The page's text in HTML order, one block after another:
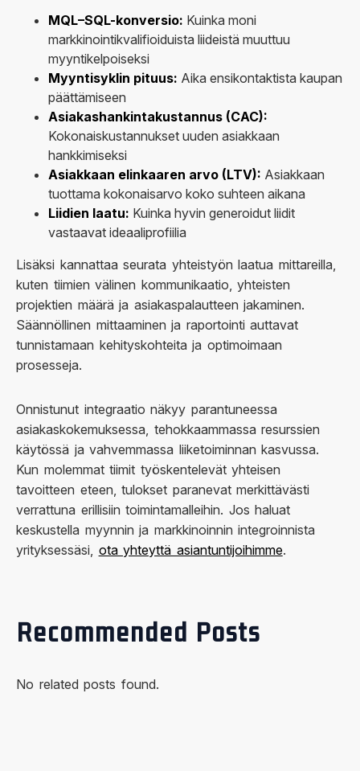
MQL–SQL-konversio: Kuinka moni
markkinointikvalifioiduista liideistä muuttuu
myyntikelpoiseksi
Myyntisyklin pituus: Aika ensikontaktista kaupan
päättämiseen
Asiakashankintakustannus (CAC):
Kokonaiskustannukset uuden asiakkaan
hankkimiseksi
Asiakkaan elinkaaren arvo (LTV): Asiakkaan
tuottama kokonaisarvo koko suhteen aikana
Liidien laatu: Kuinka hyvin generoidut liidit
vastaavat ideaaliprofiilia
Lisäksi kannattaa seurata yhteistyön laatua mittareilla,
kuten tiimien välinen kommunikaatio, yhteisten
projektien määrä ja asiakaspalautteen jakaminen.
Säännöllinen mittaaminen ja raportointi auttavat
tunnistamaan kehityskohteita ja optimoimaan
prosesseja.
Onnistunut integraatio näkyy parantuneessa
asiakaskokemuksessa, tehokkaammassa resurssien
käytössä ja vahvemmassa liiketoiminnan kasvussa.
Kun molemmat tiimit työskentelevät yhteisen
tavoitteen eteen, tulokset paranevat merkittävästi
verrattuna erillisiin toimintamalleihin. Jos haluat
keskustella myynnin ja markkinoinnin integroinnista
yrityksessäsi, ota yhteyttä asiantuntijoihimme.
Recommended Posts
No related posts found.